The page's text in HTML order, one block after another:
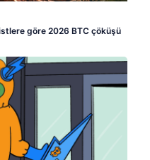
göre 2026 BTC çöküşü